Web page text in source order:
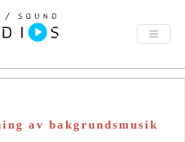
av bakgrundsmusik